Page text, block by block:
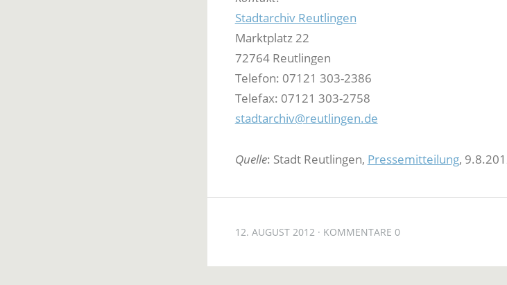
Stadtarchiv Reutlingen
Marktplatz 22
72764 Reutlingen
Telefon: 07121 303-2386
Telefax: 07121 303-2758
stadtarchiv@reutlingen.de
Quelle: Stadt Reutlingen, Pressemitteilung,
12. AUGUST 2012 KOMMENTARE 0